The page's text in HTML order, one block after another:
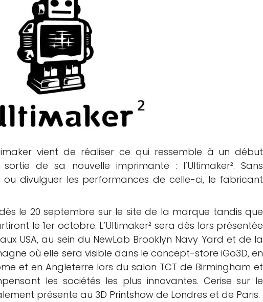
Logiciels 3D
Matériaux
Scanners 3D
Vidéos
vient de réaliser ce qui ressemble à un début
de sa nouvelle imprimante : l’Ultimaker². Sans
divulguer les performances de celle-ci, le fabricant
le 20 septembre sur le site de la marque tandis que
le 1er octobre. L’Ultimaker² sera dès lors présentée
USA, au sein du NewLab Brooklyn Navy Yard et de la
où elle sera visible dans le concept-store iGo3D, en
et en Angleterre lors du salon TCT de Birmingham et
les sociétés les plus innovantes. Cerise sur le
présente au 3D Printshow de Londres et de Paris.